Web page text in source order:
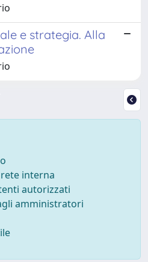
e strategia. Alla
interna
autorizzati
amministratori